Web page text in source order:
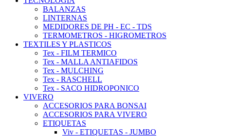
BALANZAS
LINTERNAS
MEDIDORES DE PH - EC - TDS
TERMOMETROS - HIGROMETROS
TEXTILES Y PLASTICOS
Tex - FILM TERMICO
Tex - MALLA ANTIAFIDOS
Tex - MULCHING
Tex - RASCHELL
Tex - SACO HIDROPONICO
VIVERO
ACCESORIOS PARA BONSAI
ACCESORIOS PARA VIVERO
ETIQUETAS
Viv - ETIQUETAS - JUMBO